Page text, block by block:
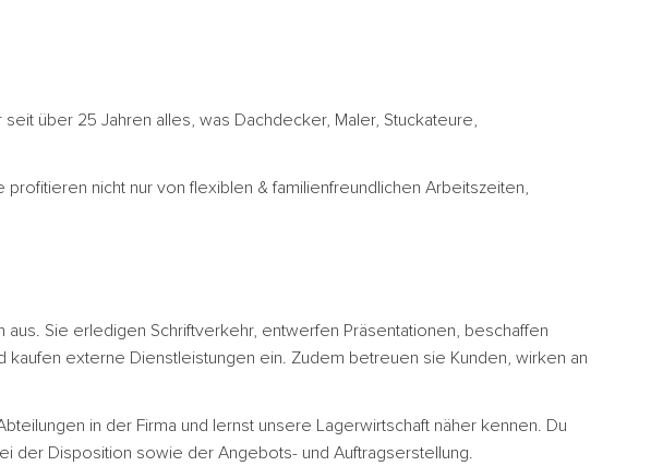
über 25 Jahren alles, was Dachdecker, Maler, Stuckateure,
nicht nur von flexiblen & familienfreundlichen Arbeitszeiten,
Sie erledigen Schriftverkehr, entwerfen Präsentationen, beschaffen
externe Dienstleistungen ein. Zudem betreuen sie Kunden, wirken an
in der Firma und lernst unsere Lagerwirtschaft näher kennen. Du
der Disposition sowie der Angebots- und Auftragserstellung.